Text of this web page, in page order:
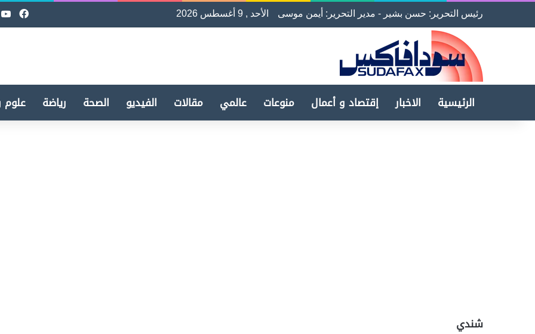
رئيس التحرير: حسن بشير - مدير التحرير: أيمن موسى الأحد , 9 أغسطس 2026
الرئيسية الاخبار إقتصاد و أعمال منوعات عالمي مقالات الفيديو الصحة رياضة علوم
شندي